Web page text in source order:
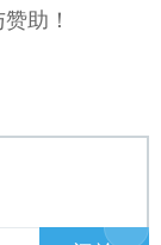
助！